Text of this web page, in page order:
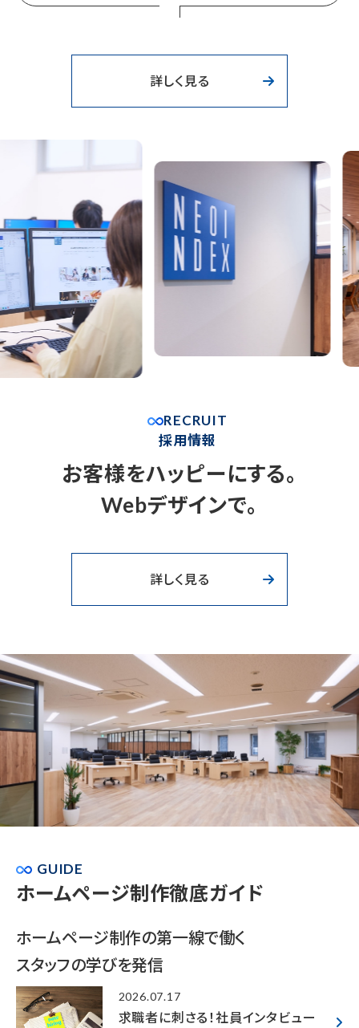
詳しく見る
RECRUIT
採用情報
お客様をハッピーにする。
Webデザインで。
詳しく見る
GUIDE
ホームページ制作徹底ガイド
ホームページ制作の第一線で働く
スタッフの学びを発信
2026.07.17
求職者に刺さる！社員インタビュー